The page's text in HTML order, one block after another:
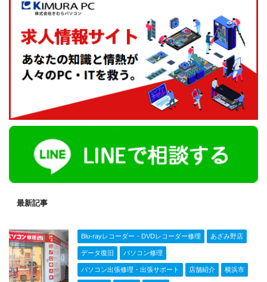
最新記事
Blu-rayレコーダー・DVDレコーダー修理 あざみ野店
データ復旧 パソコン修理
パソコン出張修理・出張サポート 店舗紹介 横浜市